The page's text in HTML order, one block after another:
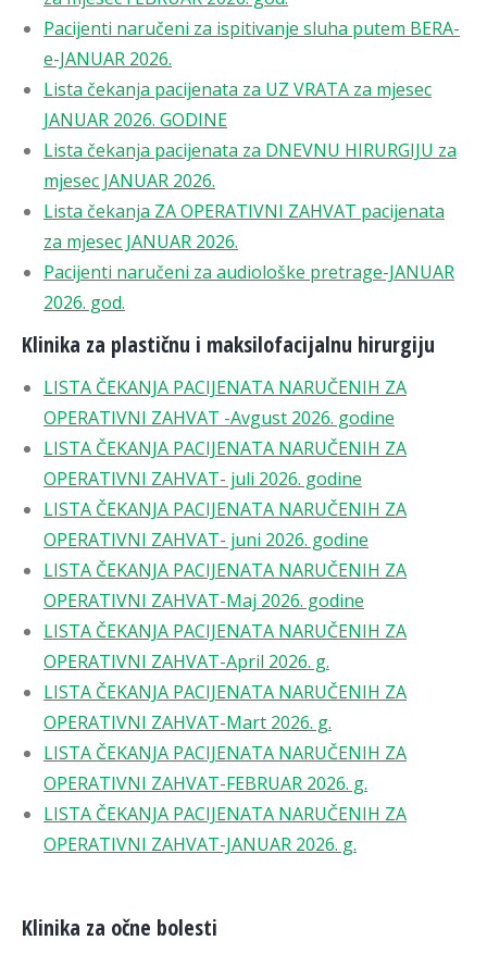
Pacijenti naručeni za ispitivanje sluha putem BERA-
e-JANUAR 2026.
Lista čekanja pacijenata za UZ VRATA za mjesec
JANUAR 2026. GODINE
Lista čekanja pacijenata za DNEVNU HIRURGIJU za
mjesec JANUAR 2026.
Lista čekanja ZA OPERATIVNI ZAHVAT pacijenata
za mjesec JANUAR 2026.
Pacijenti naručeni za audiološke pretrage-JANUAR
2026. god.
Klinika za plastičnu i maksilofacijalnu hirurgiju
LISTA ČEKANJA PACIJENATA NARUČENIH ZA
OPERATIVNI ZAHVAT -Avgust 2026. godine
LISTA ČEKANJA PACIJENATA NARUČENIH ZA
OPERATIVNI ZAHVAT- juli 2026. godine
LISTA ČEKANJA PACIJENATA NARUČENIH ZA
OPERATIVNI ZAHVAT- juni 2026. godine
LISTA ČEKANJA PACIJENATA NARUČENIH ZA
OPERATIVNI ZAHVAT-Maj 2026. godine
LISTA ČEKANJA PACIJENATA NARUČENIH ZA
OPERATIVNI ZAHVAT-April 2026. g.
LISTA ČEKANJA PACIJENATA NARUČENIH ZA
OPERATIVNI ZAHVAT-Mart 2026. g.
LISTA ČEKANJA PACIJENATA NARUČENIH ZA
OPERATIVNI ZAHVAT-FEBRUAR 2026. g.
LISTA ČEKANJA PACIJENATA NARUČENIH ZA
OPERATIVNI ZAHVAT-JANUAR 2026. g.
Klinika za očne bolesti